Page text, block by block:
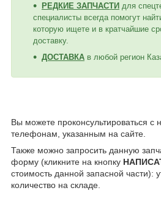
РЕДКИЕ ЗАПЧАСТИ для
специалисты всегда помогут
которую ищете и в кратчайшие
доставку.
ДОСТАВКА в любой регион
Вы можете проконсультироваться
телефонам, указанным на сайте.
Также можно запросить данную
форму (кликните на кнопку
стоимость данной запасной части):
количество на складе.